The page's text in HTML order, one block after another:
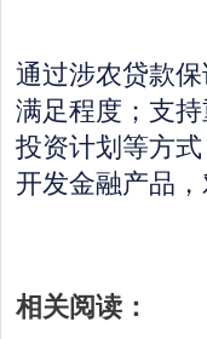
通过涉农贷款
满足程度；支
投资计划等方
开发金融产品
相关阅读：